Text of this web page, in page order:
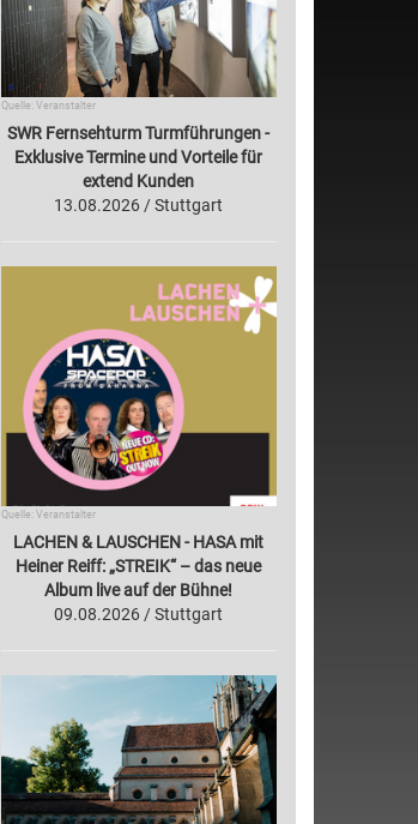
Quelle: Veranstalter
SWR Fernsehturm Turmführungen -
Exklusive Termine und Vorteile für
extend Kunden
13.08.2026 / Stuttgart
Quelle: Veranstalter
LACHEN & LAUSCHEN - HASA mit
Heiner Reiff: „STREIK“ – das neue
Album live auf der Bühne!
09.08.2026 / Stuttgart